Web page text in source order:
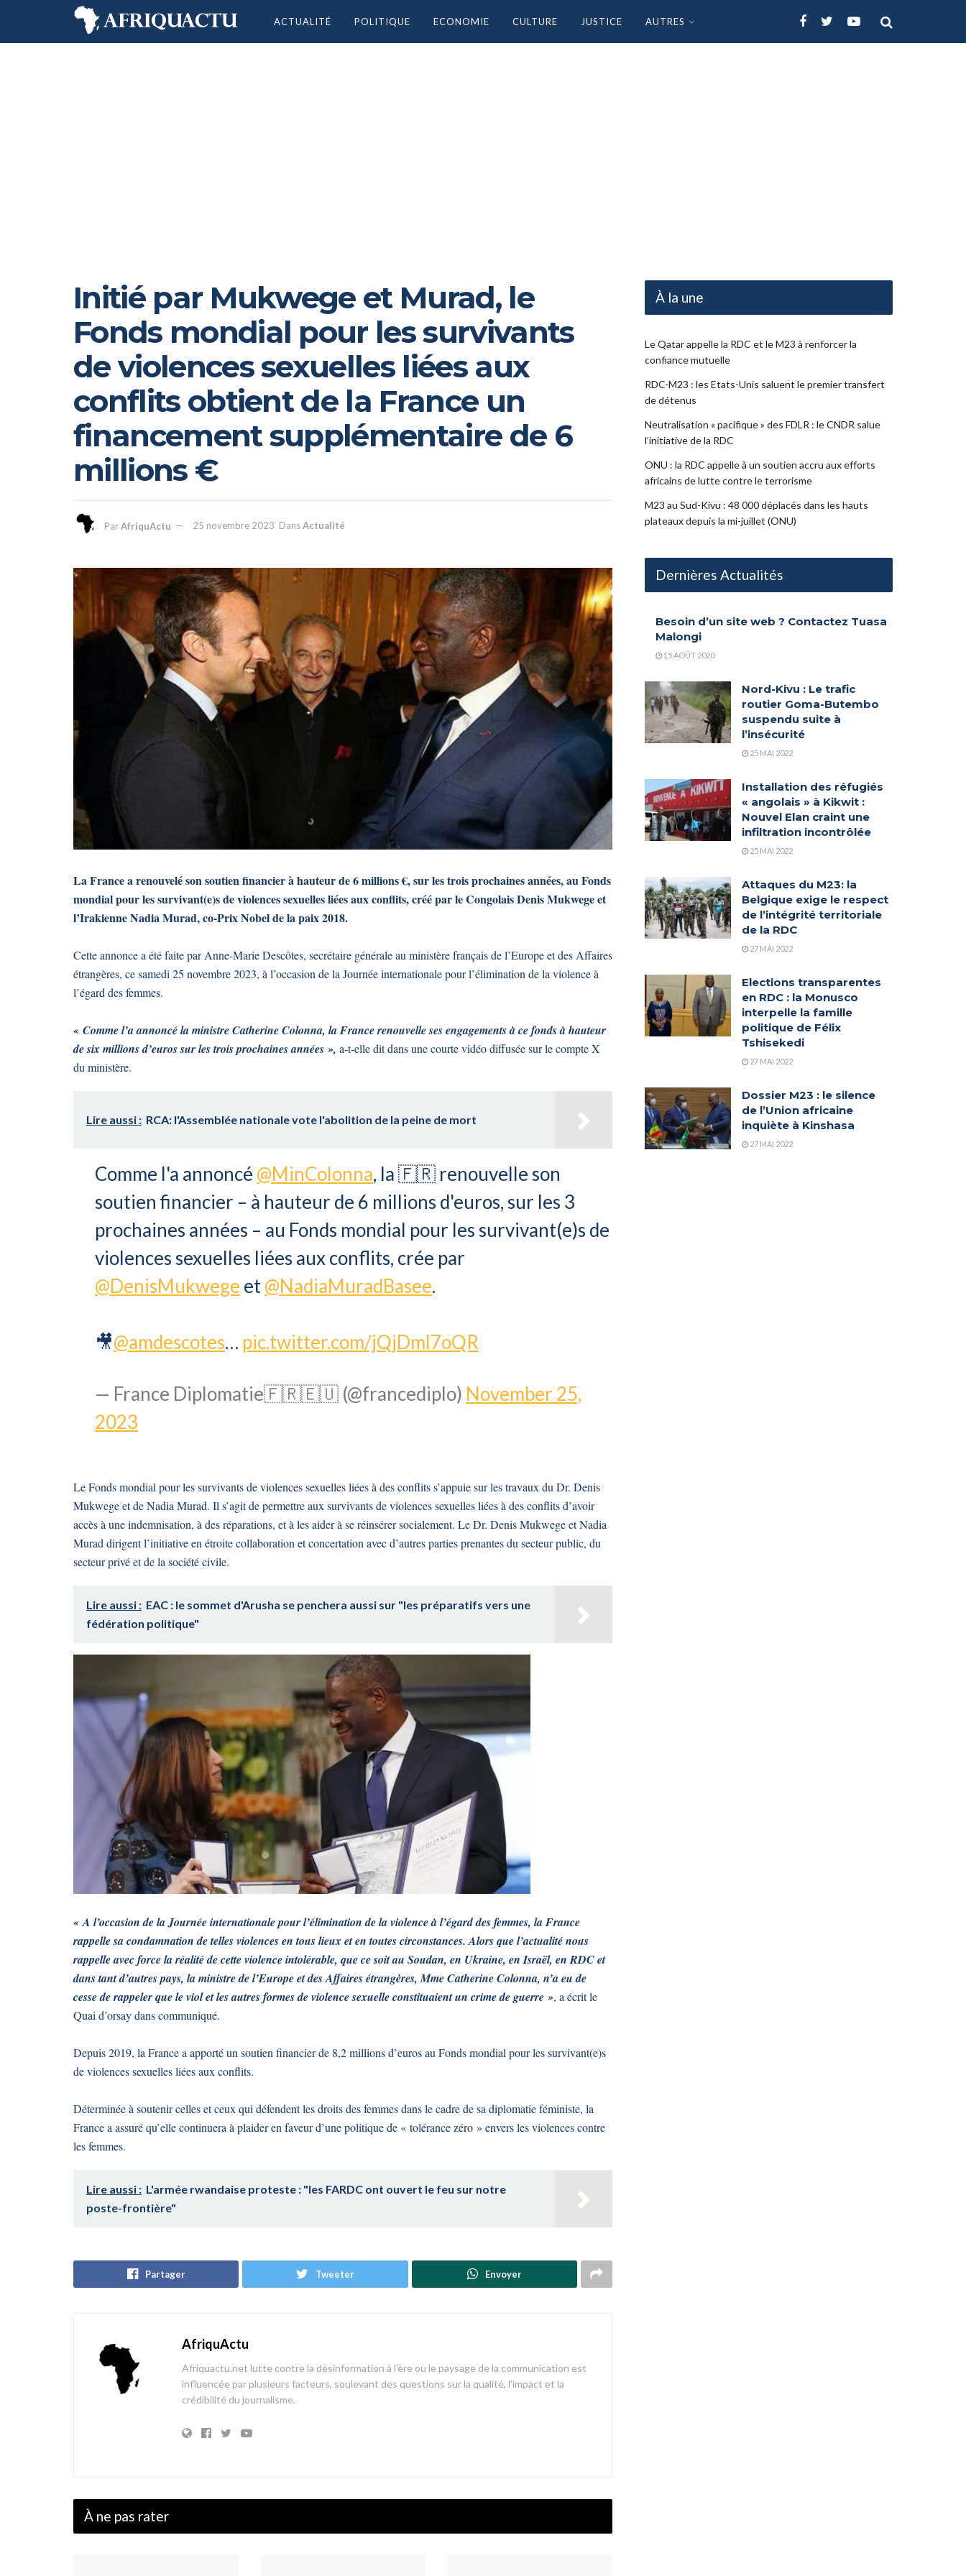
ACTUALITÉ POLITIQUE ECONOMIE CULTURE JUSTICE AUTRES
Initié par Mukwege et Murad, le
Fonds mondial pour les survivants
de violences sexuelles liées aux
conflits obtient de la France un
financement supplémentaire de 6
millions €
ParAfriquActu 25 novembre 2023 DansActualité
La France a renouvelé son soutien financier à hauteur de 6 millions €, sur les trois prochaines années, au Fonds
mondial pour les survivant(e)s de violences sexuelles liées aux conflits, créé par le Congolais Denis Mukwege et
l’Irakienne Nadia Murad, co-Prix Nobel de la paix 2018.
Cette annonce a été faite par Anne-Marie Descôtes, secrétaire générale au ministère français de l’Europe et des Affaires
étrangères, ce samedi 25 novembre 2023, à l’occasion de la Journée internationale pour l’élimination de la violence à
l’égard des femmes.
« Comme l’a annoncé la ministre Catherine Colonna, la France renouvelle ses engagements à ce fonds à hauteur
de six millions d’euros sur les trois prochaines années », a-t-elle dit dans une courte vidéo diffusée sur le compte X
du ministère.
Lire aussi : RCA: l'Assemblée nationale vote l'abolition de la peine de mort
Comme l'a annoncé @MinColonna, la 🇫🇷 renouvelle son
soutien financier – à hauteur de 6 millions d'euros, sur les 3
prochaines années – au Fonds mondial pour les survivant(e)s de
violences sexuelles liées aux conflits, crée par
@DenisMukwege et@NadiaMuradBasee.
🎥@amdescotes… pic.twitter.com/jQjDml7oQR
— France Diplomatie🇫🇷🇪🇺 (@francediplo) November 25,
2023
Le Fonds mondial pour les survivants de violences sexuelles liées à des conflits s’appuie sur les travaux du Dr. Denis
Mukwege et de Nadia Murad. Il s’agit de permettre aux survivants de violences sexuelles liées à des conflits d’avoir
accès à une indemnisation, à des réparations, et à les aider à se réinsérer socialement. Le Dr. Denis Mukwege et Nadia
Murad dirigent l’initiative en étroite collaboration et concertation avec d’autres parties prenantes du secteur public, du
secteur privé et de la société civile.
Lire aussi : EAC : le sommet d'Arusha se penchera aussi sur "les préparatifs vers une
fédération politique"
« A l’occasion de la Journée internationale pour l’élimination de la violence à l’égard des femmes, la France
rappelle sa condamnation de telles violences en tous lieux et en toutes circonstances. Alors que l’actualité nous
rappelle avec force la réalité de cette violence intolérable, que ce soit au Soudan, en Ukraine, en Israël, en RDC et
dans tant d’autres pays, la ministre de l’Europe et des Affaires étrangères, Mme Catherine Colonna, n’a eu de
cesse de rappeler que le viol et les autres formes de violence sexuelle constituaient un crime de guerre », a écrit le
Quai d’orsay dans communiqué.
Depuis 2019, la France a apporté un soutien financier de 8,2 millions d’euros au Fonds mondial pour les survivant(e)s
de violences sexuelles liées aux conflits.
Déterminée à soutenir celles et ceux qui défendent les droits des femmes dans le cadre de sa diplomatie féministe, la
France a assuré qu’elle continuera à plaider en faveur d’une politique de « tolérance zéro » envers les violences contre
les femmes.
Lire aussi : L'armée rwandaise proteste : "les FARDC ont ouvert le feu sur notre
poste-frontière"
Partager Tweeter Envoyer
AfriquActu
Afriquactu.net lutte contre la désinformation à l'ère ou le paysage de la communication est
influencée par plusieurs facteurs, soulevant des questions sur la qualité, l'impact et la
crédibilité du journalisme.
À ne pas rater
À la une
Le Qatar appelle la RDC et le M23 à renforcer la
confiance mutuelle
RDC-M23 : les Etats-Unis saluent le premier transfert
de détenus
Neutralisation « pacifique » des FDLR : le CNDR salue
l’initiative de la RDC
ONU : la RDC appelle à un soutien accru aux efforts
africains de lutte contre le terrorisme
M23 au Sud-Kivu : 48 000 déplacés dans les hauts
plateaux depuis la mi-juillet (ONU)
Dernières Actualités
Besoin d’un site web ? Contactez Tuasa
Malongi
15 AOÛT 2020
Nord-Kivu : Le trafic
routier Goma-Butembo
suspendu suite à
l’insécurité
25 MAI 2022
Installation des réfugiés
« angolais » à Kikwit :
Nouvel Elan craint une
infiltration incontrôlée
25 MAI 2022
Attaques du M23: la
Belgique exige le respect
de l’intégrité territoriale
de la RDC
27 MAI 2022
Elections transparentes
en RDC : la Monusco
interpelle la famille
politique de Félix
Tshisekedi
27 MAI 2022
Dossier M23 : le silence
de l’Union africaine
inquiète à Kinshasa
27 MAI 2022